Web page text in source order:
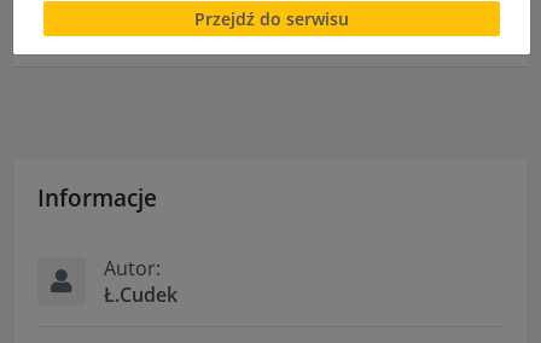
Fotorelacja – Inteligentny dom
Informacje
Autor:
Ł.Cudek
cookies lub local storage, może utrudnić lub
uniemożliwić korzystanie z Serwisu.
Przejdź do serwisu